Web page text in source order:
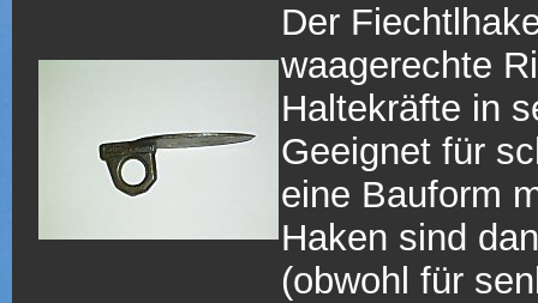
Der
waagerechte
Haltekräfte in
Geeignet für
eine Bauform
Haken sind
(obwohl für